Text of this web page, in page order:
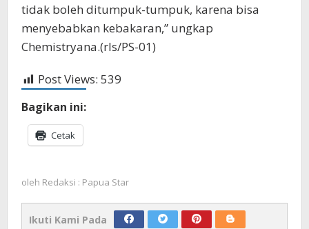
tidak boleh ditumpuk-tumpuk, karena bisa
menyebabkan kebakaran,” ungkap
Chemistryana.(rls/PS-01)
Post Views: 539
Bagikan ini:
Cetak
oleh Redaksi : Papua Star
Ikuti Kami Pada